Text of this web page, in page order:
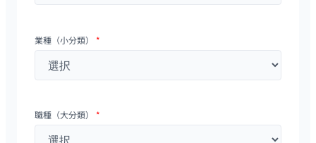
業種（小分類） *
職種（大分類） *